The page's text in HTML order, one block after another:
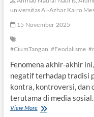
p
t
universitas Al-Azhar Kairo
15 November 2025
#CiumTangan #Feodalisme
Fenomena akhir-akhir
negatif terhadap tradisi
kontra, kontroversi, dan
terutama di media
View MoreR